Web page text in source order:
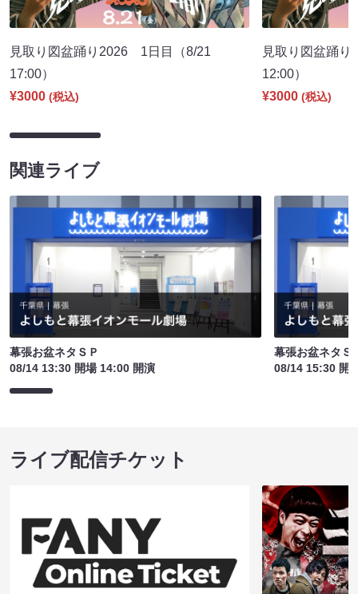
見取り図盆踊り2026 1日目（8/21
17:00）
¥3000 (税込)
見取り図盆踊
12:00）
¥3000 (税込)
関連ライブ
幕張お盆ネタＳＰ
08/14 13:30 開場 14:00 開演
幕張お盆ネタＳ
08/14 15:30 開
ライブ配信チケット